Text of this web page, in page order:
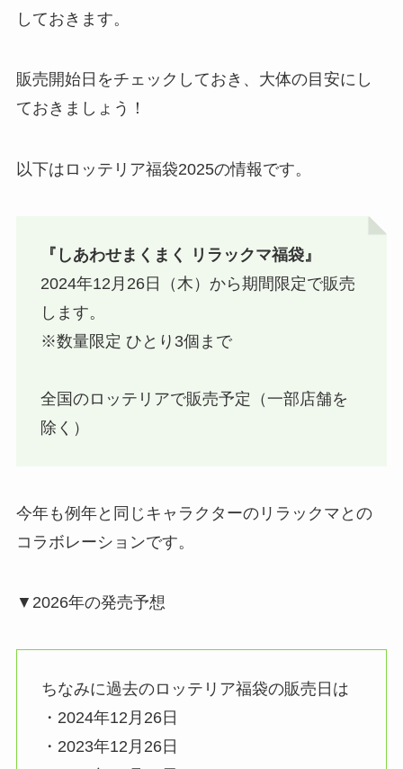
しておきます。
販売開始日をチェックしておき、大体の目安にし
ておきましょう！
以下はロッテリア福袋2025の情報です。
『しあわせまくまく リラックマ福袋』
2024年12月26日（木）から期間限定で販売
します。
※数量限定 ひとり3個まで
全国のロッテリアで販売予定（一部店舗を
除く）
今年も例年と同じキャラクターのリラックマとの
コラボレーションです。
▼2026年の発売予想
ちなみに過去のロッテリア福袋の販売日は
・2024年12月26日
・2023年12月26日